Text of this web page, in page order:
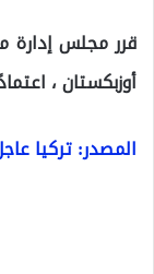
قرر مجلس إدارة
أوزبكستان ،
المصدر: تركيا